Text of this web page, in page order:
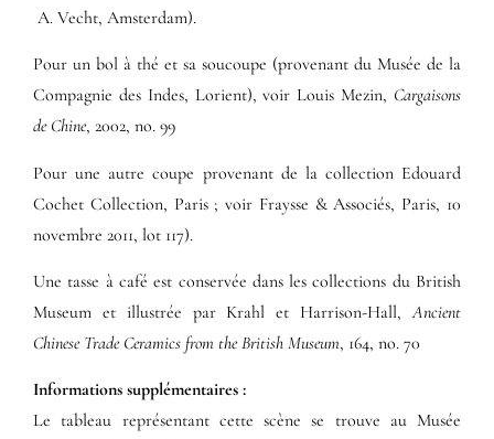
A. Vecht, Amsterdam).
Pour un bol à thé et sa soucoupe (provenant du Musée de la
Compagnie des Indes, Lorient), voir Louis Mezin, Cargaisons
de Chine, 2002, no. 99
Pour une autre coupe provenant de la collection Edouard
Cochet Collection, Paris ; voir Fraysse & Associés, Paris, 10
novembre 2011, lot 117).
Une tasse à café est conservée dans les collections du British
Museum et illustrée par Krahl et Harrison-Hall,Ancient
Chinese Trade Ceramics from the British Museum, 164, no. 70
Informations supplémentaires​ :​
Le tableau représentant cette scène se trouve au Musée